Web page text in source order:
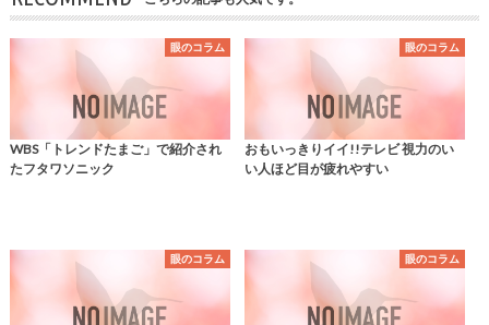
眼のコラム
WBS「トレンドたまご」で紹介され
たフタワソニック
眼のコラム
おもいっきりイイ!!テレビ 視力のい
い人ほど目が疲れやすい
眼のコラム 眼のコラム